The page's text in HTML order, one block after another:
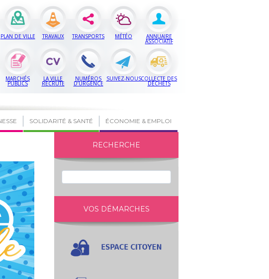
PLAN DE VILLE TRAVAUX TRANSPORTS MÉTÉO ANNUAIRE
ASSOCIATIF
MARCHÉS
PUBLICS
LA VILLE
RECRUTE
NUMÉROS
D’URGENCE
SUIVEZ-NOUSCOLLECTE DES
DÉCHETS
SOLIDARITÉ & SANTÉ ÉCONOMIE & EMPLOI
RECHERCHE
VOS DÉMARCHES